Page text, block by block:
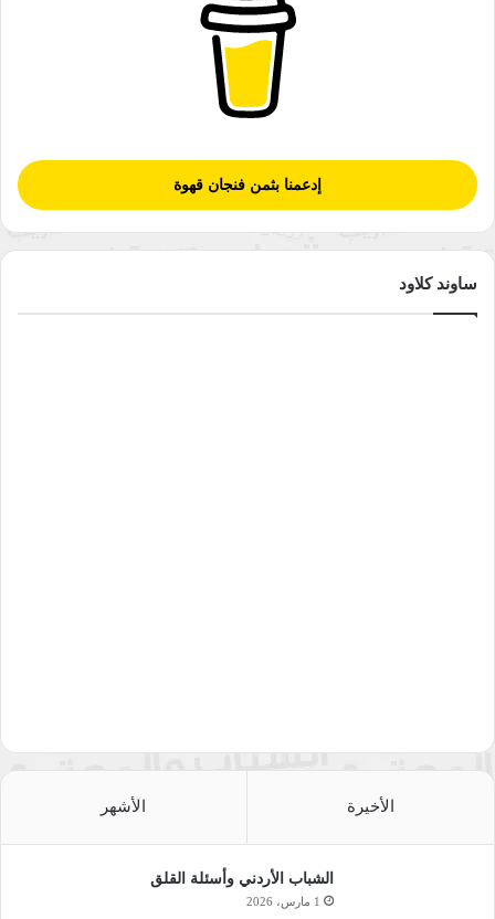
إدعمنا بثمن فنجان قهوة
ساوند كلاود
الأخيرة الأشهر
الشباب الأردني وأسئلة القلق
1 مارس، 2026